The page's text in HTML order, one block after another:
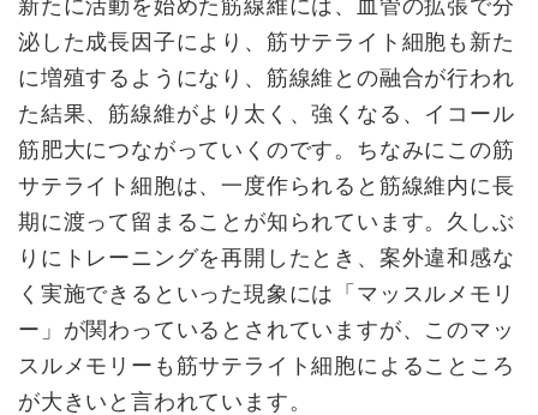
新たに活動を始めた筋線維には、血管の拡張で分
泌した成長因子により、筋サテライト細胞も新た
に増殖するようになり、筋線維との融合が行われ
た結果、筋線維がより太く、強くなる、イコール
筋肥大につながっていくのです。ちなみにこの筋
サテライト細胞は、一度作られると筋線維内に長
期に渡って留まることが知られています。久しぶ
りにトレーニングを再開したとき、案外違和感な
く実施できるといった現象には「マッスルメモリ
ー」が関わっているとされていますが、このマッ
スルメモリーも筋サテライト細胞によることころ
が大きいと言われています。